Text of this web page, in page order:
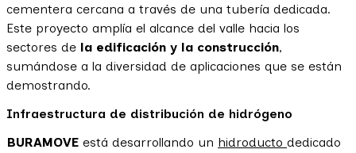
cementera cercana a través de una tubería dedicada.
Este proyecto amplía el alcance del valle hacia los
sectores de la edificación y la construcción,
sumándose a la diversidad de aplicaciones que se están
demostrando.
Infraestructura de distribución de hidrógeno
BURAMOVE está desarrollando un hidroducto dedicado